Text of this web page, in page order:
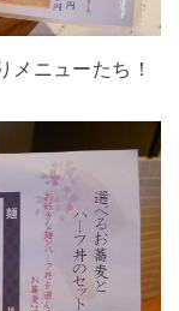
メニューたち！